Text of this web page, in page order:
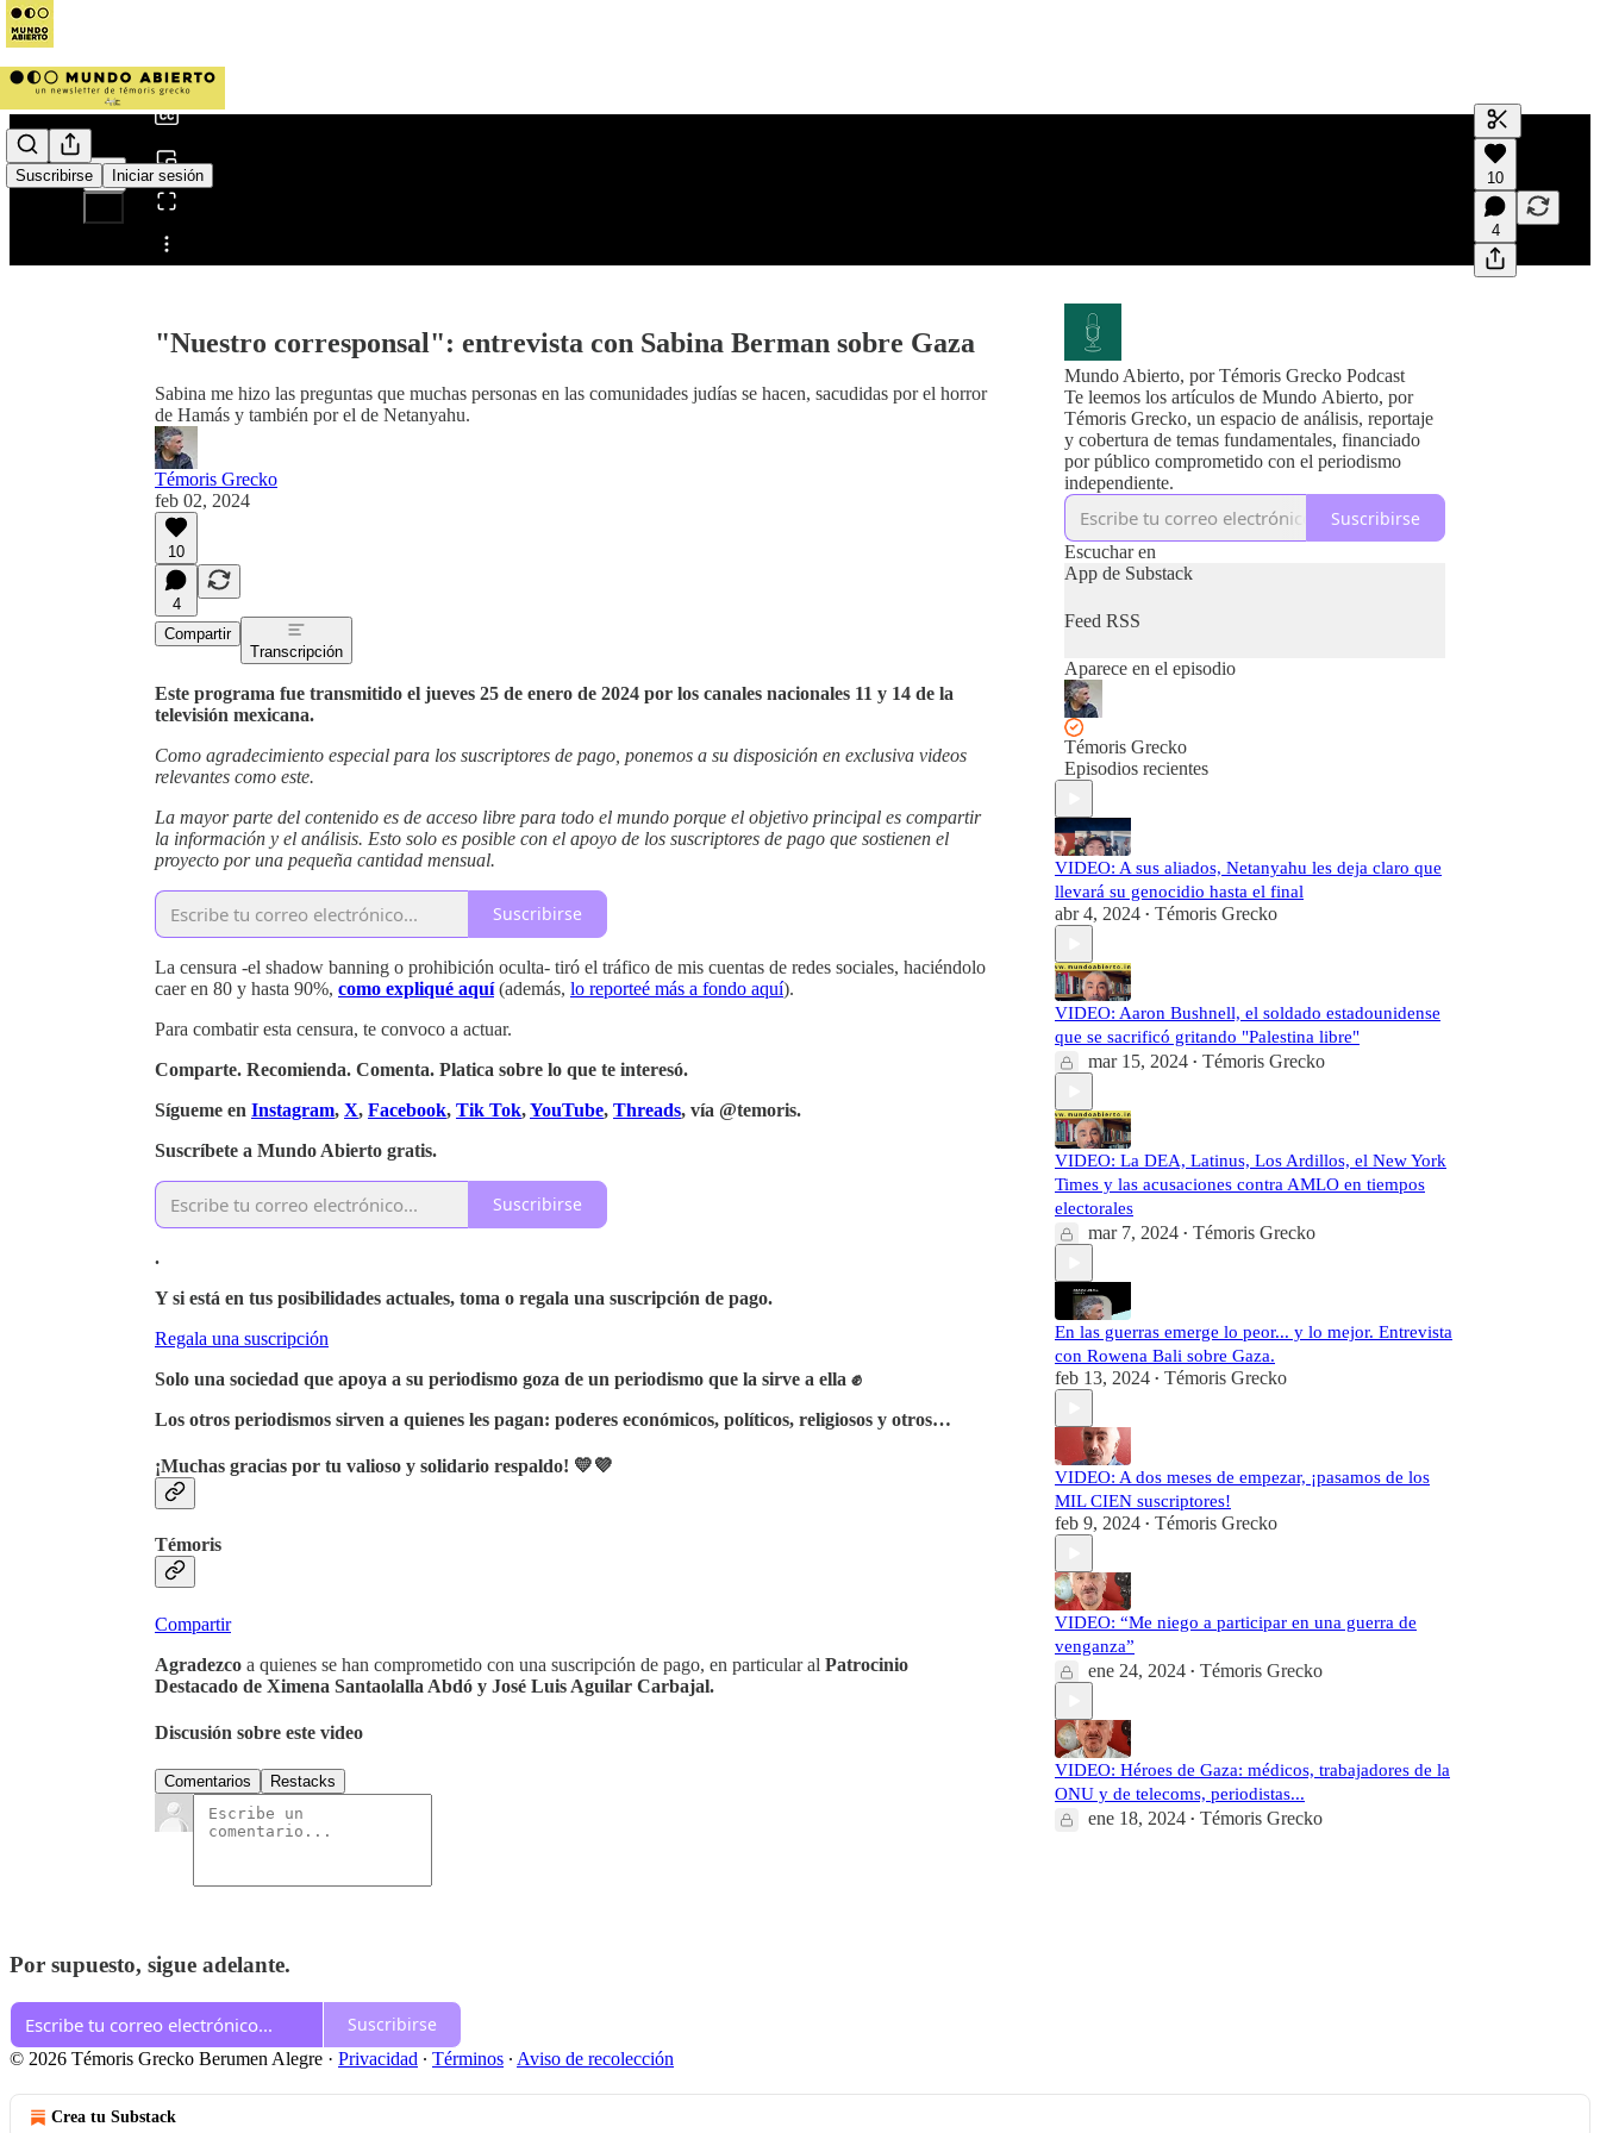
Suscribirse Iniciar sesión
Compartir desde0:00
Generar
Una
previas y
10
4
"Nuestro corresponsal": entrevista con Sabina Berman sobre Gaza
Sabina me hizo las preguntas que muchas personas en las comunidades judías se hacen, sacudidas por el horror
de Hamás y también por el de Netanyahu.
Témoris Grecko
feb 02, 2024
10
4
Compartir
Transcripción
Este programa fue transmitido el jueves 25 de enero de 2024 por los canales nacionales 11 y 14 de la
televisión mexicana.
Como agradecimiento especial para los suscriptores de pago, ponemos a su disposición en exclusiva videos
relevantes como este.
La mayor parte del contenido es de acceso libre para todo el mundo porque el objetivo principal es compartir
la información y el análisis. Esto solo es posible con el apoyo de los suscriptores de pago que sostienen el
proyecto por una pequeña cantidad mensual.
Suscribirse
La censura -el shadow banning o prohibición oculta- tiró el tráfico de mis cuentas de redes sociales, haciéndolo
caer en 80 y hasta 90%, como expliqué aquí(además, lo reporteé más a fondo aquí).
Para combatir esta censura, te convoco a actuar.
Comparte. Recomienda. Comenta. Platica sobre lo que te interesó.
Sígueme en Instagram, X, Facebook, Tik Tok,YouTube, Threads, vía @temoris.
Suscríbete a Mundo Abierto gratis.
Suscribirse
.
Y si está en tus posibilidades actuales, toma o regala una suscripción de pago.
Regala una suscripción
Solo una sociedad que apoya a su periodismo goza de un periodismo que la sirve a ella ✊
Los otros periodismos sirven a quienes les pagan: poderes económicos, políticos, religiosos y otros…
¡Muchas gracias por tu valioso y solidario respaldo! 💛💜
Témoris
Compartir
Agradezco a quienes se han comprometido con una suscripción de pago, en particular al Patrocinio
Destacado de Ximena Santaolalla Abdó y José Luis Aguilar Carbajal.
Discusión sobre este video
Comentarios Restacks
Mundo Abierto, por Témoris Grecko Podcast
Te leemos los artículos de Mundo Abierto, por
Témoris Grecko, un espacio de análisis, reportaje
y cobertura de temas fundamentales, financiado
por público comprometido con el periodismo
independiente.
Suscribirse
Escuchar en
App de Substack
Feed RSS
Aparece en el episodio
Témoris Grecko
Episodios recientes
VIDEO: A sus aliados, Netanyahu les deja claro que
llevará su genocidio hasta el final
abr 4, 2024 • Témoris Grecko
VIDEO: Aaron Bushnell, el soldado estadounidense
que se sacrificó gritando "Palestina libre"
mar 15, 2024 • Témoris Grecko
VIDEO: La DEA, Latinus, Los Ardillos, el New York
Times y las acusaciones contra AMLO en tiempos
electorales
mar 7, 2024 • Témoris Grecko
En las guerras emerge lo peor... y lo mejor. Entrevista
con Rowena Bali sobre Gaza.
feb 13, 2024 • Témoris Grecko
VIDEO: A dos meses de empezar, ¡pasamos de los
MIL CIEN suscriptores!
feb 9, 2024 • Témoris Grecko
VIDEO: “Me niego a participar en una guerra de
venganza”
ene 24, 2024 • Témoris Grecko
VIDEO: Héroes de Gaza: médicos, trabajadores de la
ONU y de telecoms, periodistas...
ene 18, 2024 • Témoris Grecko
Por supuesto, sigue adelante.
Suscribirse
© 2026 Témoris Grecko Berumen Alegre · Privacidad ∙ Términos ∙ Aviso de recolección
Crea tu Substack